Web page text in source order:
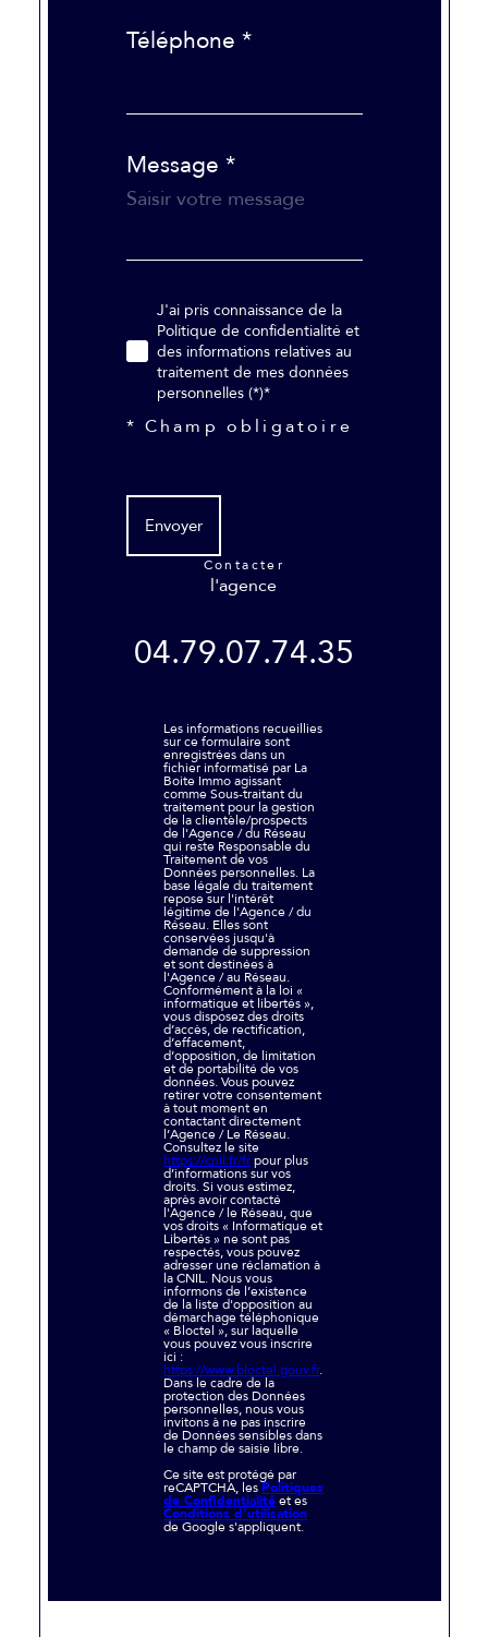
Téléphone *
Message *
J'ai pris connaissance de la
Politique de confidentialité et
des informations relatives au
traitement de mes données
personnelles (*)*
* Champ obligatoire
Envoyer
contacter
l'agence
04.79.07.74.35
Les informations recueillies
sur ce formulaire sont
enregistrées dans un
fichier informatisé par La
Boite Immo agissant
comme Sous-traitant du
traitement pour la gestion
de la clientèle/prospects
de l'Agence / du Réseau
qui reste Responsable du
Traitement de vos
Données personnelles. La
base légale du traitement
repose sur l'intérêt
légitime de l'Agence / du
Réseau. Elles sont
conservées jusqu'à
demande de suppression
et sont destinées à
l'Agence / au Réseau.
Conformément à la loi «
informatique et libertés »,
vous disposez des droits
d’accès, de rectification,
d’effacement,
d’opposition, de limitation
et de portabilité de vos
données. Vous pouvez
retirer votre consentement
à tout moment en
contactant directement
l’Agence / Le Réseau.
Consultez le site
https://cnil.fr/frpour plus
d’informations sur vos
droits. Si vous estimez,
après avoir contacté
l'Agence / le Réseau, que
vos droits « Informatique et
Libertés » ne sont pas
respectés, vous pouvez
adresser une réclamation à
la CNIL. Nous vous
informons de l’existence
de la liste d'opposition au
démarchage téléphonique
« Bloctel », sur laquelle
vous pouvez vous inscrire
ici :
https://www.bloctel.gouv.fr.
Dans le cadre de la
protection des Données
personnelles, nous vous
invitons à ne pas inscrire
de Données sensibles dans
le champ de saisie libre.
Ce site est protégé par
reCAPTCHA, lesPolitiques
de Confidentialitéet es
Conditions d'utilisation
de Google s'appliquent.